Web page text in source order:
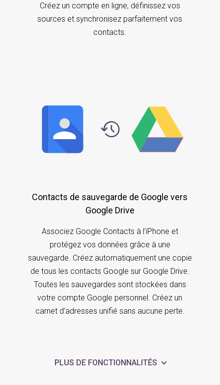
Créez un compte en ligne, définissez vos
sources et synchronisez parfaitement vos
contacts.
Contacts de sauvegarde de Google vers
Google Drive
Associez Google Contacts à l’iPhone et
protégez vos données grâce à une
sauvegarde. Créez automatiquement une copie
de tous les contacts Google sur Google Drive.
Toutes les sauvegardes sont stockées dans
votre compte Google personnel. Créez un
carnet d’adresses unifié sans aucune perte.
PLUS DE FONCTIONNALITÉS